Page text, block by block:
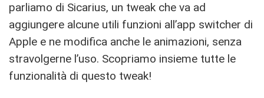
parliamo di Sicarius, un tweak che va ad
aggiungere alcune utili funzioni all’app switcher di
Apple e ne modifica anche le animazioni, senza
stravolgerne l’uso. Scopriamo insieme tutte le
funzionalità di questo tweak!